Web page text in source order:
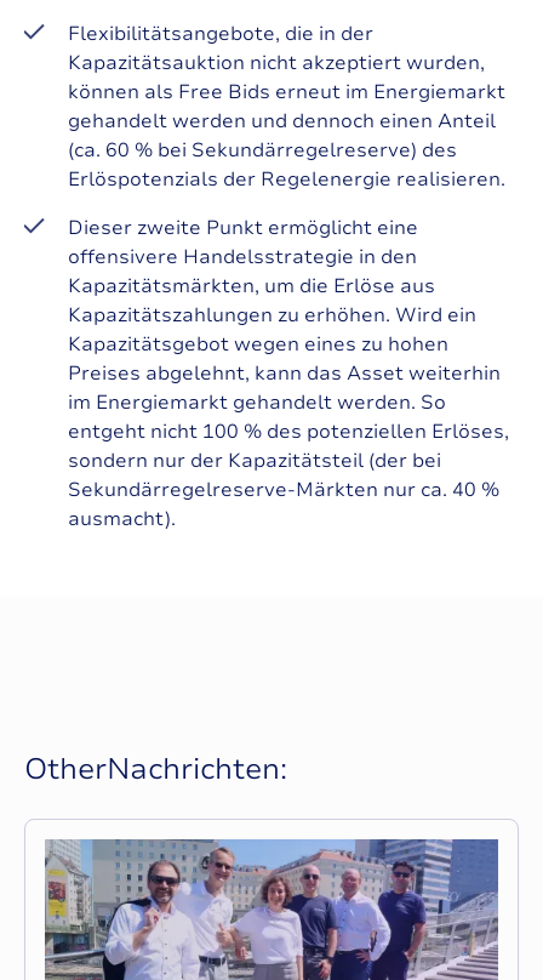
Flexibilitätsangebote, die in der
Kapazitätsauktion nicht akzeptiert wurden,
können als Free Bids erneut im Energiemarkt
gehandelt werden und dennoch einen Anteil
(ca. 60 % bei Sekundärregelreserve) des
Erlöspotenzials der Regelenergie realisieren.
Dieser zweite Punkt ermöglicht eine
offensivere Handelsstrategie in den
Kapazitätsmärkten, um die Erlöse aus
Kapazitätszahlungen zu erhöhen. Wird ein
Kapazitätsgebot wegen eines zu hohen
Preises abgelehnt, kann das Asset weiterhin
im Energiemarkt gehandelt werden. So
entgeht nicht 100 % des potenziellen Erlöses,
sondern nur der Kapazitätsteil (der bei
Sekundärregelreserve-Märkten nur ca. 40 %
ausmacht).
OtherNachrichten: